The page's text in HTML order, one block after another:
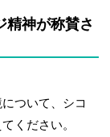
精神が称賛さ
ついて、シコ
ください。